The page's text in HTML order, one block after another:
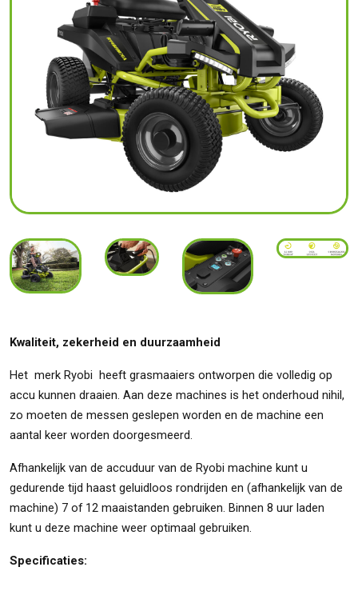
Kwaliteit, zekerheid en duurzaamheid
Het merk Ryobi heeft grasmaaiers ontworpen die volledig op
accu kunnen draaien. Aan deze machines is het onderhoud nihil,
zo moeten de messen geslepen worden en de machine een
aantal keer worden doorgesmeerd.
Afhankelijk van de accuduur van de Ryobi machine kunt u
gedurende tijd haast geluidloos rondrijden en (afhankelijk van de
machine) 7 of 12 maaistanden gebruiken. Binnen 8 uur laden
kunt u deze machine weer optimaal gebruiken.
Specificaties: